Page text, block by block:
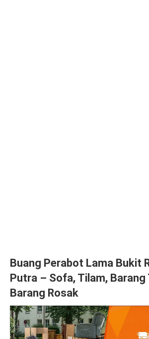
Buang Perabot Lama Bukit
Putra – Sofa, Tilam, Barang
Barang Rosak